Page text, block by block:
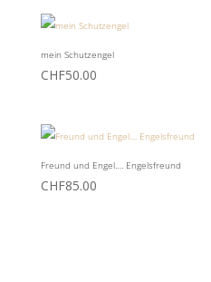
CHF45.00
mein Schutzengel
CHF50.00
Freund und Engel…. Engelsfreund
CHF85.00